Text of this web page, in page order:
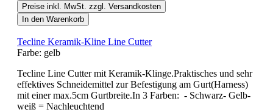
Preise inkl. MwSt. zzgl. Versandkosten
In den Warenkorb
Tecline Keramik-Kline Line Cutter
Farbe: gelb
Tecline Line Cutter mit Keramik-Klinge.Praktisches und sehr
effektives Schneidemittel zur Befestigung am Gurt(Harness)
mit einer max.5cm Gurtbreite.In 3 Farben: - Schwarz- Gelb-
weiß = Nachleuchtend